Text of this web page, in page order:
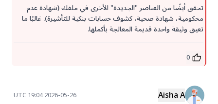
تحقق أيضًا من العناصر "الجديدة" الأخرى في ملفك (شهادة عدم
محكومية، شهادة صحية، كشوف حسابات بنكية للتأشيرة). غالبًا ما
تعيق وثيقة واحدة قديمة المعالجة بأكملها.
0
Aisha A
2026-05-26 19:04 UTC